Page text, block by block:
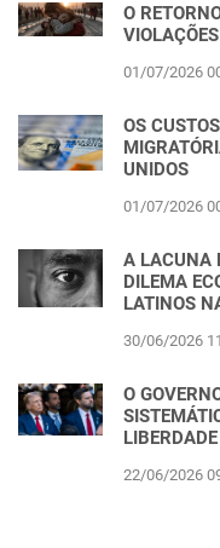
O
01/07/2026
OS
UNIDOS
01/07/2026
A LACUNA
DILEMA
LATINOS
30/06/2026
O
22/06/2026